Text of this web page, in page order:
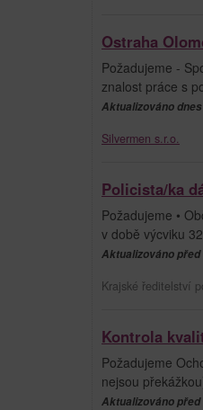
Ostraha
Požadujeme -
znalost práce s
Aktualizováno dnes
Silvermen s.r.o.
Policista/ka
Požadujeme •
v době výcviku
Aktualizováno před
Krajské ředitelství
Kontrola
Požadujeme
nejsou
Aktualizováno před